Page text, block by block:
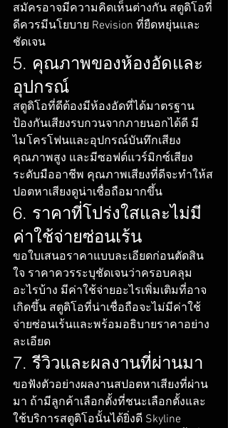
สมัครอาจมีความคิดเห็นต่างกัน สตูดิโอที่
ดีควรมีนโยบาย Revision ที่ยืดหยุ่นและ
ชัดเจน
5. คุณภาพของห้องอัดและ
อุปกรณ์
สตูดิโอที่ดีต้องมีห้องอัดที่ได้มาตรฐาน
ป้องกันเสียงรบกวนจากภายนอกได้ดี มี
ไมโครโฟนและอุปกรณ์บันทึกเสียง
คุณภาพสูง และมีซอฟต์แวร์มิกซ์เสียง
ระดับมืออาชีพ คุณภาพเสียงที่ดีจะทำให้ส
ปอตหาเสียงดูน่าเชื่อถือมากขึ้น
6. ราคาที่โปร่งใสและไม่มี
ค่าใช้จ่ายซ่อนเร้น
ขอใบเสนอราคาแบบละเอียดก่อนตัดสิน
ใจ ราคาควรระบุชัดเจนว่าครอบคลุม
อะไรบ้าง มีค่าใช้จ่ายอะไรเพิ่มเติมที่อาจ
เกิดขึ้น สตูดิโอที่น่าเชื่อถือจะไม่มีค่าใช้
จ่ายซ่อนเร้นและพร้อมอธิบายราคาอย่าง
ละเอียด
7. รีวิวและผลงานที่ผ่านมา
ขอฟังตัวอย่างผลงานสปอตหาเสียงที่ผ่าน
มา ถ้ามีลูกค้าเลือกตั้งที่ชนะเลือกตั้งและ
ใช้บริการสตูดิโอนั้นได้ยิ่งดี Skyline